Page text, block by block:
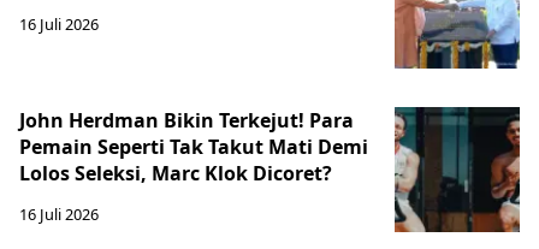
16 Juli 2026
John Herdman Bikin Terkejut! Para
Pemain Seperti Tak Takut Mati Demi
Lolos Seleksi, Marc Klok Dicoret?
16 Juli 2026